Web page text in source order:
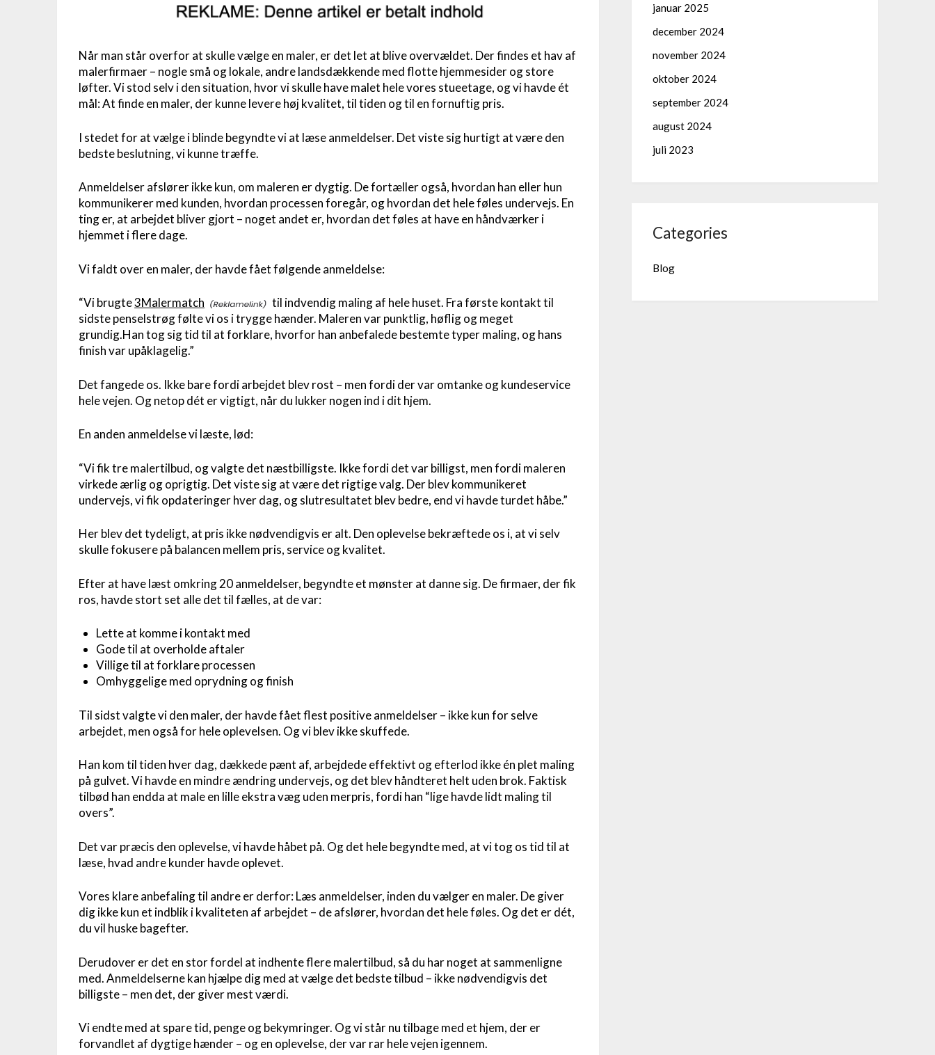
Når man står overfor at skulle vælge en maler, er det let at blive overvældet. Der findes et hav af
malerfirmaer – nogle små og lokale, andre landsdækkende med flotte hjemmesider og store
løfter. Vi stod selv i den situation, hvor vi skulle have malet hele vores stueetage, og vi havde ét
mål: At finde en maler, der kunne levere høj kvalitet, til tiden og til en fornuftig pris.
I stedet for at vælge i blinde begyndte vi at læse anmeldelser. Det viste sig hurtigt at være den
bedste beslutning, vi kunne træffe.
Anmeldelser afslører ikke kun, om maleren er dygtig. De fortæller også, hvordan han eller hun
kommunikerer med kunden, hvordan processen foregår, og hvordan det hele føles undervejs. En
ting er, at arbejdet bliver gjort – noget andet er, hvordan det føles at have en håndværker i
hjemmet i flere dage.
Vi faldt over en maler, der havde fået følgende anmeldelse:
“Vi brugte3Malermatch
til indvendig maling af hele huset. Fra første kontakt til
sidste penselstrøg følte vi os i trygge hænder. Maleren var punktlig, høflig og meget
grundig.Han tog sig tid til at forklare, hvorfor han anbefalede bestemte typer maling, og hans
finish var upåklagelig.”
Det fangede os. Ikke bare fordi arbejdet blev rost – men fordi der var omtanke og kundeservice
hele vejen. Og netop dét er vigtigt, når du lukker nogen ind i dit hjem.
En anden anmeldelse vi læste, lød:
“Vi fik tre malertilbud, og valgte det næstbilligste. Ikke fordi det var billigst, men fordi maleren
virkede ærlig og oprigtig. Det viste sig at være det rigtige valg. Der blev kommunikeret
undervejs, vi fik opdateringer hver dag, og slutresultatet blev bedre, end vi havde turdet håbe.”
Her blev det tydeligt, at pris ikke nødvendigvis er alt. Den oplevelse bekræftede os i, at vi selv
skulle fokusere på balancen mellem pris, service og kvalitet.
Efter at have læst omkring 20 anmeldelser, begyndte et mønster at danne sig. De firmaer, der fik
ros, havde stort set alle det til fælles, at de var:
Lette at komme i kontakt med
Gode til at overholde aftaler
Villige til at forklare processen
Omhyggelige med oprydning og finish
Til sidst valgte vi den maler, der havde fået flest positive anmeldelser – ikke kun for selve
arbejdet, men også for hele oplevelsen. Og vi blev ikke skuffede.
Han kom til tiden hver dag, dækkede pænt af, arbejdede effektivt og efterlod ikke én plet maling
på gulvet. Vi havde en mindre ændring undervejs, og det blev håndteret helt uden brok. Faktisk
tilbød han endda at male en lille ekstra væg uden merpris, fordi han “lige havde lidt maling til
overs”.
Det var præcis den oplevelse, vi havde håbet på. Og det hele begyndte med, at vi tog os tid til at
læse, hvad andre kunder havde oplevet.
Vores klare anbefaling til andre er derfor: Læs anmeldelser, inden du vælger en maler. De giver
dig ikke kun et indblik i kvaliteten af arbejdet – de afslører, hvordan det hele føles. Og det er dét,
du vil huske bagefter.
Derudover er det en stor fordel at indhente flere malertilbud, så du har noget at sammenligne
med. Anmeldelserne kan hjælpe dig med at vælge det bedste tilbud – ikke nødvendigvis det
billigste – men det, der giver mest værdi.
Vi endte med at spare tid, penge og bekymringer. Og vi står nu tilbage med et hjem, der er
forvandlet af dygtige hænder – og en oplevelse, der var rar hele vejen igennem.
januar 2025
december 2024
november 2024
oktober 2024
september 2024
august 2024
juli 2023
Categories
Blog